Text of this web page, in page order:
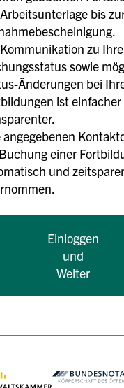
bis
zu
sowie
Änderungen bei
ist
angegebenen
einer
und
Einloggen
und
Weiter